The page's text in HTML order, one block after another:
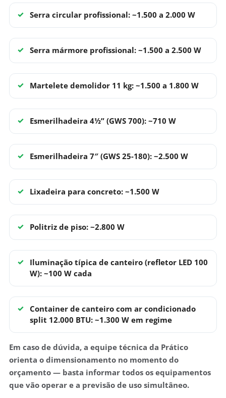
Serra circular profissional: ~1.500 a 2.000 W
Serra mármore profissional: ~1.500 a 2.500 W
Martelete demolidor 11 kg: ~1.500 a 1.800 W
Esmerilhadeira 4½” (GWS 700): ~710 W
Esmerilhadeira 7″ (GWS 25-180): ~2.500 W
Lixadeira para concreto: ~1.500 W
Politriz de piso: ~2.800 W
Iluminação típica de canteiro (refletor LED 100
W): ~100 W cada
Container de canteiro com ar condicionado
split 12.000 BTU: ~1.300 W em regime
Em caso de dúvida, a equipe técnica da Prático
orienta o dimensionamento no momento do
orçamento — basta informar todos os equipamentos
que vão operar e a previsão de uso simultâneo.